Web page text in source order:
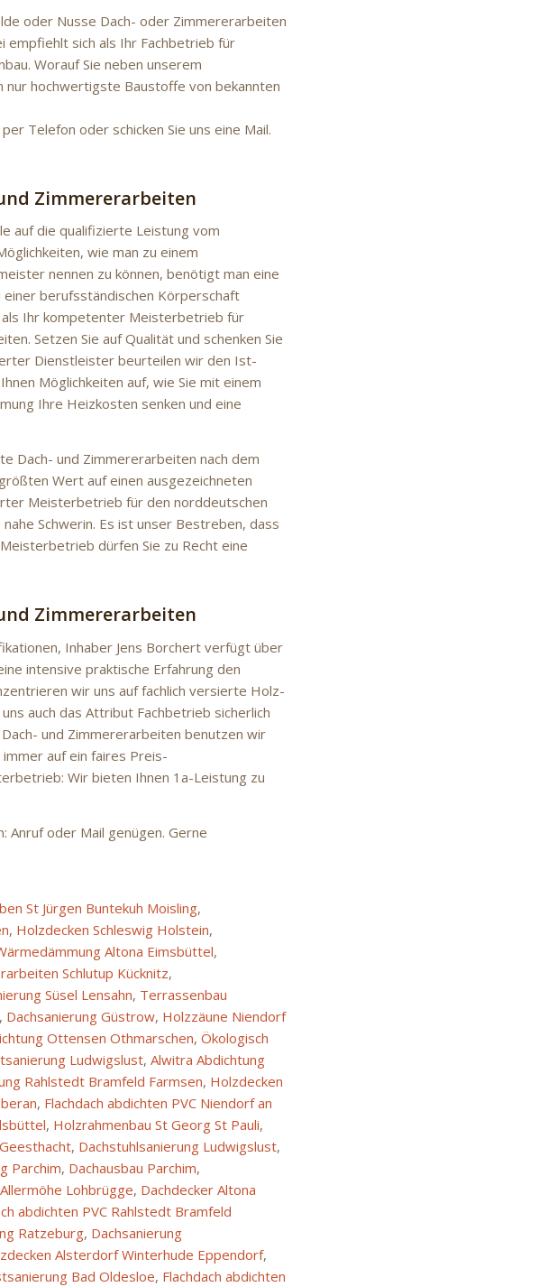
oder Nusse Dach- oder Zimmererarbeiten
empfiehlt sich als Ihr Fachbetrieb für
Worauf Sie neben unserem
nur hochwertigste Baustoffe von bekannten
Telefon oder schicken Sie uns eine Mail.
Zimmererarbeiten
auf die qualifizierte Leistung vom
wie man zu einem
nennen zu können, benötigt man eine
einer berufsständischen Körperschaft
Ihr kompetenter Meisterbetrieb für
Setzen Sie auf Qualität und schenken Sie
Dienstleister beurteilen wir den Ist-
Möglichkeiten auf, wie Sie mit einem
Ihre Heizkosten senken und eine
Dach- und Zimmererarbeiten nach dem
Wert auf einen ausgezeichneten
Meisterbetrieb für den norddeutschen
Schwerin. Es ist unser Bestreben, dass
dürfen Sie zu Recht eine
Zimmererarbeiten
Inhaber Jens Borchert verfügt über
intensive praktische Erfahrung den
wir uns auf fachlich versierte Holz-
auch das Attribut Fachbetrieb sicherlich
und Zimmererarbeiten benutzen wir
auf ein faires Preis-
Wir bieten Ihnen 1a-Leistung zu
Anruf oder Mail genügen. Gerne
St Jürgen Buntekuh Moisling,
, Holzdecken Schleswig Holstein,
Altona Eimsbüttel,
Schlutup Kücknitz,
Süsel Lensahn, Terrassenbau
, Dachsanierung Güstrow, Holzzäune Niendorf
Ottensen Othmarschen, Ökologisch
Ludwigslust, Alwitra Abdichtung
Rahlstedt Bramfeld Farmsen, Holzdecken
, Flachdach abdichten PVC Niendorf an
, Holzrahmenbau St Georg St Pauli,
, Dachstuhlsanierung Ludwigslust,
Parchim, Dachausbau Parchim,
Lohbrügge, Dachdecker Altona
abdichten PVC Rahlstedt Bramfeld
Ratzeburg, Dachsanierung
Alsterdorf Winterhude Eppendorf,
Bad Oldesloe, Flachdach abdichten